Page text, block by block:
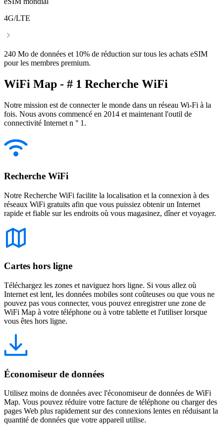
4G/LTE
240 Mo de données et 10% de réduction sur tous les achats eSIM
pour les membres premium.
WiFi Map - # 1 Recherche WiFi
Notre mission est de connecter le monde dans un réseau Wi-Fi à la
fois. Nous avons commencé en 2014 et maintenant l'outil de
connectivité Internet n ° 1.
Recherche WiFi
Notre Recherche WiFi facilite la localisation et la connexion à des
réseaux WiFi gratuits afin que vous puissiez obtenir un Internet
rapide et fiable sur les endroits où vous magasinez, dîner et voyager.
Cartes hors ligne
Téléchargez les zones et naviguez hors ligne. Si vous allez où
Internet est lent, les données mobiles sont coûteuses ou que vous ne
pouvez pas vous connecter, vous pouvez enregistrer une zone de
WiFi Map à votre téléphone ou à votre tablette et l'utiliser lorsque
vous êtes hors ligne.
Économiseur de données
Utilisez moins de données avec l'économiseur de données de WiFi
Map. Vous pouvez réduire votre facture de téléphone ou charger des
pages Web plus rapidement sur des connexions lentes en réduisant la
quantité de données que votre appareil utilise.